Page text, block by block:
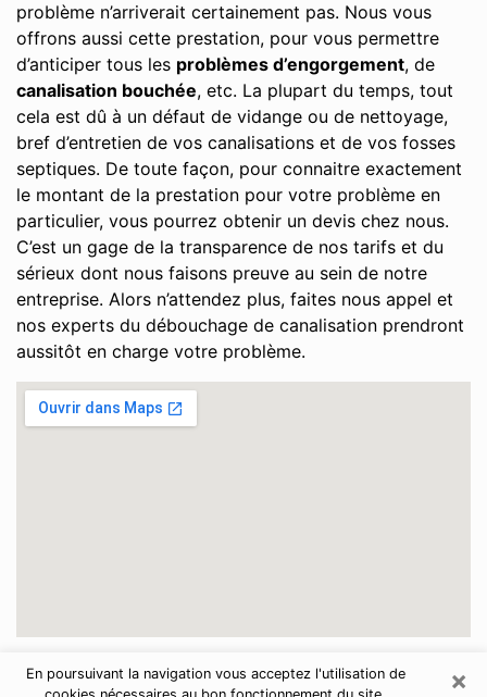
problème n’arriverait certainement pas. Nous vous
offrons aussi cette prestation, pour vous permettre
d’anticiper tous les problèmes d’engorgement, de
canalisation bouchée, etc. La plupart du temps, tout
cela est dû à un défaut de vidange ou de nettoyage,
bref d’entretien de vos canalisations et de vos fosses
septiques. De toute façon, pour connaitre exactement
le montant de la prestation pour votre problème en
particulier, vous pourrez obtenir un devis chez nous.
C’est un gage de la transparence de nos tarifs et du
sérieux dont nous faisons preuve au sein de notre
entreprise. Alors n’attendez plus, faites nous appel et
nos experts du débouchage de canalisation prendront
aussitôt en charge votre problème.
Drôme ×
En poursuivant la navigation vous acceptez l'utilisation de